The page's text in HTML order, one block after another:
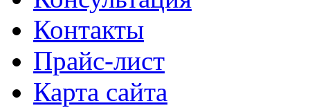
Контакты
Прайс-лист
Карта сайта